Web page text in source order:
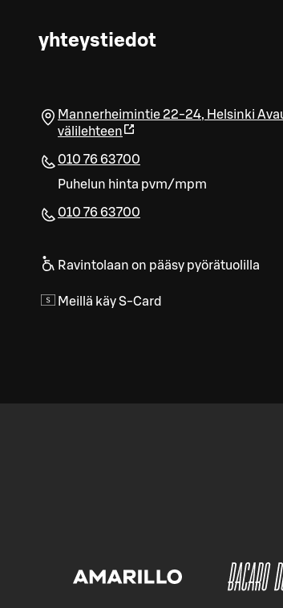
yhteystiedot
Mannerheimintie 22-24, Helsinki
välilehteen
010 76 63700
Puhelun hinta pvm/mpm
010 76 63700​
Ravintolaan on pääsy pyörätuolilla
Meillä käy S-Card